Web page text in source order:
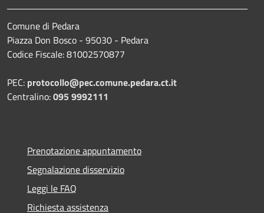
Comune di Pedara
Piazza Don Bosco - 95030 - Pedara
Codice Fiscale: 81002570877
PEC: protocollo@pec.comune.pedara.ct.it
Centralino:095 9992111
Prenotazione appuntamento
Segnalazione disservizio
Leggi le FAQ
Richiesta assistenza